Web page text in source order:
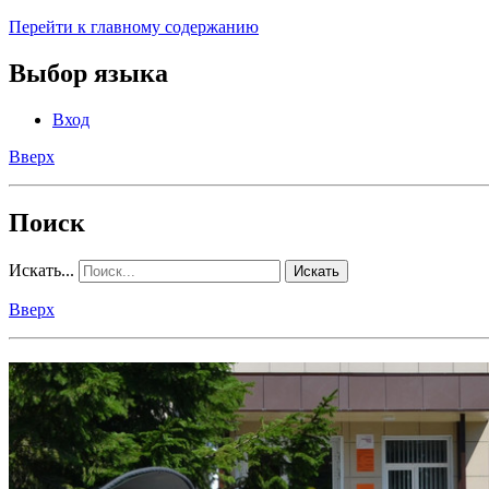
Перейти к главному содержанию
Выбор языка
Вход
Вверх
Поиск
Искать... Искать
Вверх